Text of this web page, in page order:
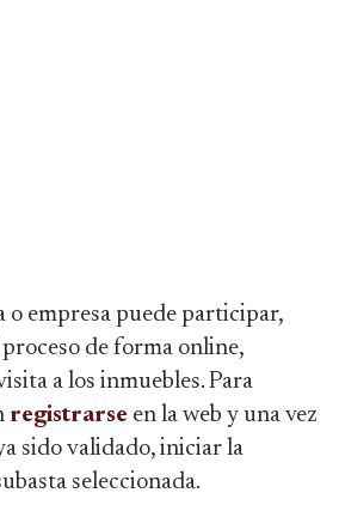
o empresa puede participar,
de forma online,
a los inmuebles. Para
registrarse en la web y una vez
sido validado, iniciar la
seleccionada.